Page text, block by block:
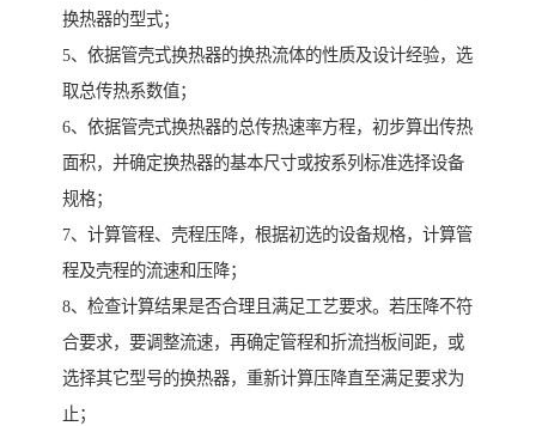
换热器的型式；
5、依据管壳式换热器的换热流体的性质及设计经验，选
取总传热系数值；
6、依据管壳式换热器的总传热速率方程，初步算出传热
面积，并确定换热器的基本尺寸或按系列标准选择设备
规格；
7、计算管程、壳程压降，根据初选的设备规格，计算管
程及壳程的流速和压降；
8、检查计算结果是否合理且满足工艺要求。若压降不符
合要求，要调整流速，再确定管程和折流挡板间距，或
选择其它型号的换热器，重新计算压降直至满足要求为
止；